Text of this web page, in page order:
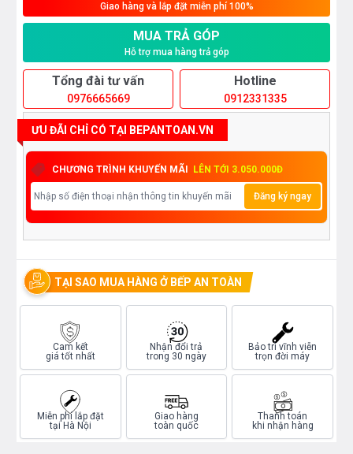
Giao hàng và lắp đặt miễn phí 100%
MUA TRẢ GÓP
Hỗ trợ mua hàng trả góp
Tổng đài tư vấn
0976665669
Hotline
0912331335
ƯU ĐÃI CHỈ CÓ TẠI BEPANTOAN.VN
CHƯƠNG TRÌNH KHUYẾN MÃI LÊN TỚI 3.050.000Đ
Đăng ký ngay
TẠI SAO MUA HÀNG Ở BẾP AN TOÀN
Cam kết
giá tốt nhất
Nhận đổi trả
trong 30 ngày
Bảo trì vĩnh viễn
trọn đời máy
Miễn phí lắp đặt
tại Hà Nội
Giao hàng
toàn quốc
Thanh toán
khi nhận hàng